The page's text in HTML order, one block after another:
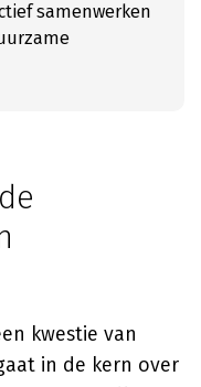
samenwerken
kwestie van
in de kern over